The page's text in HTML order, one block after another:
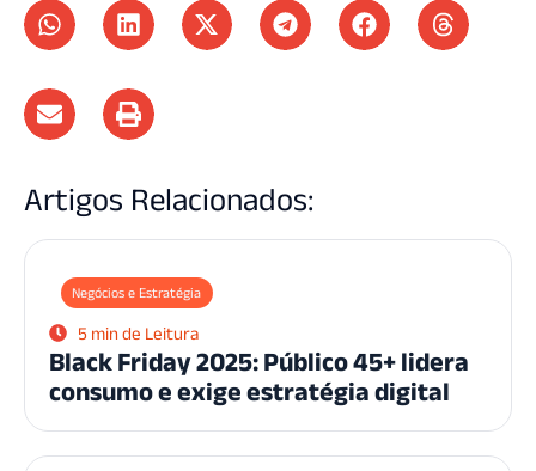
Artigos Relacionados:
Negócios e Estratégia
5 min de Leitura
Black Friday 2025: Público 45+ lidera
consumo e exige estratégia digital